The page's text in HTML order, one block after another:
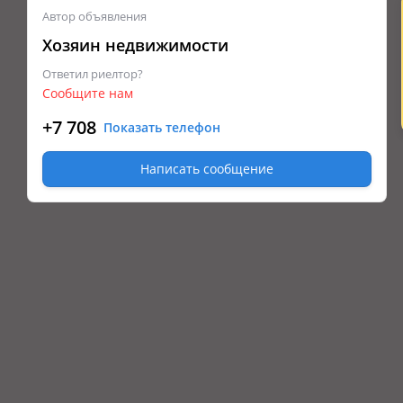
Автор объявления
Хозяин недвижимости
Ответил риелтор?
Сообщите нам
+7 708 Показать телефон
Написать сообщение